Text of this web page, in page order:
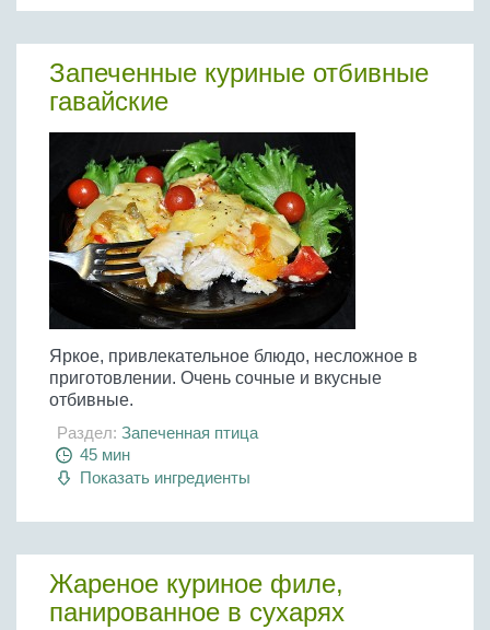
Запеченные куриные отбивные
гавайские
Яркое, привлекательное блюдо, несложное в
приготовлении. Очень сочные и вкусные
отбивные.
Раздел: Запеченная птица
45 мин
Показать ингредиенты
Жареное куриное филе,
панированное в сухарях